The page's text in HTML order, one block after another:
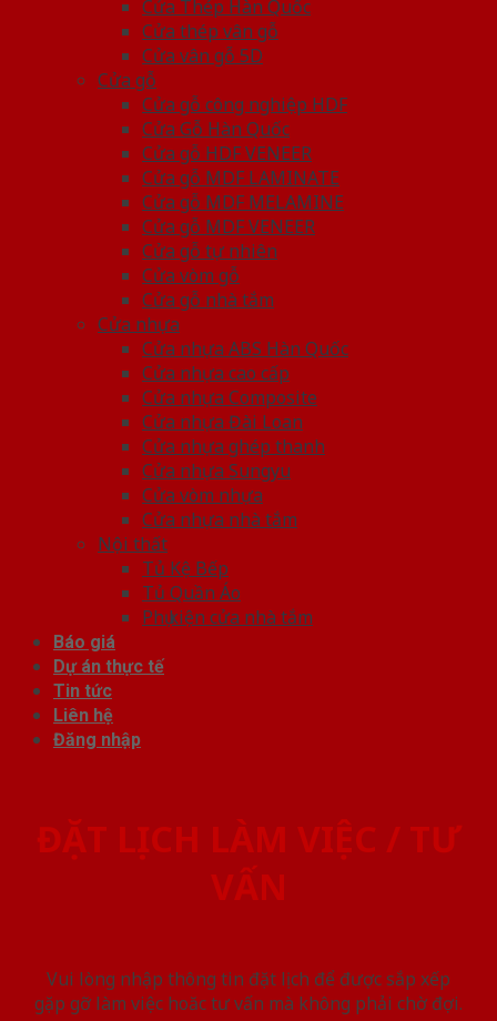
Cửa Thép Hàn Quốc
Cửa thép vân gỗ
Cửa vân gỗ 5D
Cửa gỗ
Cửa gỗ công nghiệp HDF
Cửa Gỗ Hàn Quốc
Cửa gỗ HDF VENEER
Cửa gỗ MDF LAMINATE
Cửa gỗ MDF MELAMINE
Cửa gỗ MDF VENEER
Cửa gỗ tự nhiên
Cửa vòm gỗ
Cửa gỗ nhà tắm
Cửa nhựa
Cửa nhựa ABS Hàn Quốc
Cửa nhựa cao cấp
Cửa nhựa Composite
Cửa nhựa Đài Loan
Cửa nhựa ghép thanh
Cửa nhựa Sungyu
Cửa vòm nhựa
Cửa nhựa nhà tắm
Nội thất
Tủ Kệ Bếp
Tủ Quần Áo
Phụ kiện cửa nhà tắm
Báo giá
Dự án thực tế
Tin tức
Liên hệ
Đăng nhập
ĐẶT LỊCH LÀM VIỆC / TƯ
VẤN
Vui lòng nhập thông tin đặt lịch để được sắp xếp
gặp gỡ làm việc hoăc tư vấn mà không phải chờ đợi.